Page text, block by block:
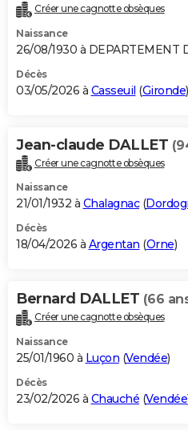
Créer une cagnotte obsèques
Naissance
26/08/1930 à DEPARTEMENT
Décès
03/05/2026 à Casseuil (Gironde)
Jean-claude DALLET
Créer une cagnotte obsèques
Naissance
21/01/1932 à Chalagnac(
Décès
18/04/2026 à Argentan (Orne)
Bernard DALLET (66
Créer une cagnotte obsèques
Naissance
25/01/1960 à Luçon (Vendée)
Décès
23/02/2026 à Chauché (Vendée